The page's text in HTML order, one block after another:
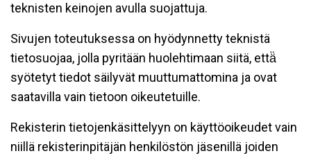
teknisten keinojen avulla suojattuja.
Sivujen toteutuksessa on hyödynnetty teknistä
tietosuojaa, jolla pyritään huolehtimaan siitä, että̈
syötetyt tiedot säilyvät muuttumattomina ja ovat
saatavilla vain tietoon oikeutetuille.
Rekisterin tietojenkäsittelyyn on käyttöoikeudet vain
niillä rekisterinpitäjän henkilöstön jäsenillä joiden